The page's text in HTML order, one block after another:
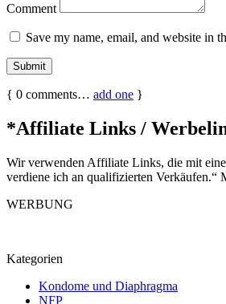
Comment
Save my name, email, and website in
{ 0 comments… add one }
*Affiliate Links /
Wir verwenden Affiliate Links, die mit
verdiene ich an qualifizierten Verkäufen.“
WERBUNG
Kategorien
Kondome und Diaphragma
NFP